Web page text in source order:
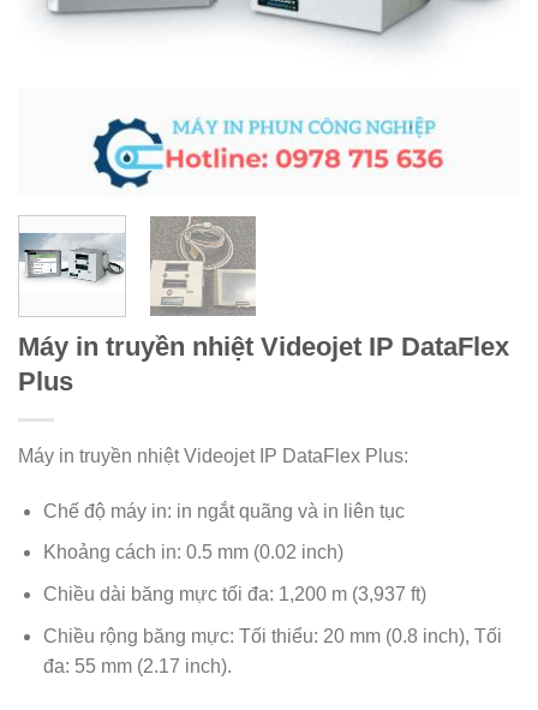
Máy in truyền nhiệt Videojet IP DataFlex
Plus
Máy in truyền nhiệt Videojet IP DataFlex Plus:
Chế độ máy in: in ngắt quãng và in liên tục
Khoảng cách in: 0.5 mm (0.02 inch)
Chiều dài băng mực tối đa: 1,200 m (3,937 ft)
Chiều rộng băng mực: Tối thiểu: 20 mm (0.8 inch), Tối
đa: 55 mm (2.17 inch).